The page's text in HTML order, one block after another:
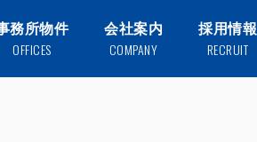
務所物件
OFFICES
会社案内
COMPANY
採用情報
RECRUIT